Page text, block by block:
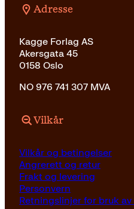
Adresse
Kagge Forlag AS
Akersgata 45
0158 Oslo
NO 976 741 307 MVA
Vilkår
Vilkår og betingelser
Angrerett og retur
Frakt og levering
Personvern
Retningslinjer for bruk av